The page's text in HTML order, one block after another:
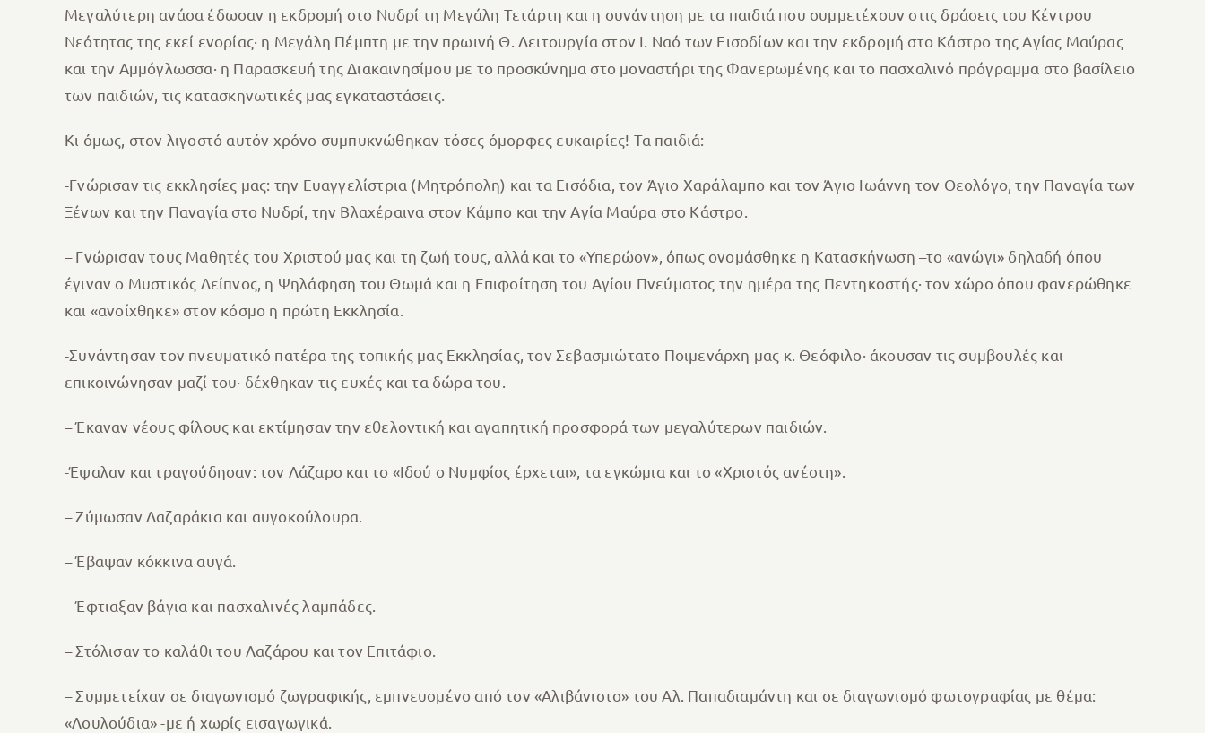
Μεγαλύτερη ανάσα έδωσαν η εκδρομή στο Νυδρί τη Μεγάλη Τετάρτη και η συνάντηση με τα παιδιά που συμμετέχουν στις δράσεις του Κέντρου
Νεότητας της εκεί ενορίας· η Μεγάλη Πέμπτη με την πρωινή Θ. Λειτουργία στον Ι. Ναό των Εισοδίων και την εκδρομή στο Κάστρο της Αγίας Μαύρας
και την Αμμόγλωσσα· η Παρασκευή της Διακαινησίμου με το προσκύνημα στο μοναστήρι της Φανερωμένης και το πασχαλινό πρόγραμμα στο βασίλειο
των παιδιών, τις κατασκηνωτικές μας εγκαταστάσεις.
Κι όμως, στον λιγοστό αυτόν χρόνο συμπυκνώθηκαν τόσες όμορφες ευκαιρίες! Τα παιδιά:
-Γνώρισαν τις εκκλησίες μας: την Ευαγγελίστρια (Μητρόπολη) και τα Εισόδια, τον Άγιο Χαράλαμπο και τον Άγιο Ιωάννη τον Θεολόγο, την Παναγία των
Ξένων και την Παναγία στο Νυδρί, την Βλαχέραινα στον Κάμπο και την Αγία Μαύρα στο Κάστρο.
– Γνώρισαν τους Μαθητές του Χριστού μας και τη ζωή τους, αλλά και το «Υπερώον», όπως ονομάσθηκε η Κατασκήνωση –το «ανώγι» δηλαδή όπου
έγιναν ο Μυστικός Δείπνος, η Ψηλάφηση του Θωμά και η Επιφοίτηση του Αγίου Πνεύματος την ημέρα της Πεντηκοστής· τον χώρο όπου φανερώθηκε
και «ανοίχθηκε» στον κόσμο η πρώτη Εκκλησία.
-Συνάντησαν τον πνευματικό πατέρα της τοπικής μας Εκκλησίας, τον Σεβασμιώτατο Ποιμενάρχη μας κ. Θεόφιλο· άκουσαν τις συμβουλές και
επικοινώνησαν μαζί του· δέχθηκαν τις ευχές και τα δώρα του.
– Έκαναν νέους φίλους και εκτίμησαν την εθελοντική και αγαπητική προσφορά των μεγαλύτερων παιδιών.
-Έψαλαν και τραγούδησαν: τον Λάζαρο και το «Ιδού ο Νυμφίος έρχεται», τα εγκώμια και το «Χριστός ανέστη».
– Ζύμωσαν Λαζαράκια και αυγοκούλουρα.
– Έβαψαν κόκκινα αυγά.
– Έφτιαξαν βάγια και πασχαλινές λαμπάδες.
– Στόλισαν το καλάθι του Λαζάρου και τον Επιτάφιο.
– Συμμετείχαν σε διαγωνισμό ζωγραφικής, εμπνευσμένο από τον «Αλιβάνιστο» του Αλ. Παπαδιαμάντη και σε διαγωνισμό φωτογραφίας με θέμα:
«Λουλούδια» -με ή χωρίς εισαγωγικά.